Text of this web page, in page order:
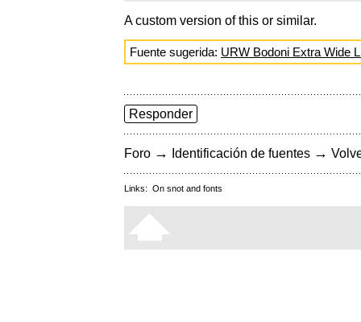
A custom version of this or similar.
Fuente sugerida: URW Bodoni Extra Wide
Responder
Foro → Identificación de fuentes →
Links: On snot and fonts